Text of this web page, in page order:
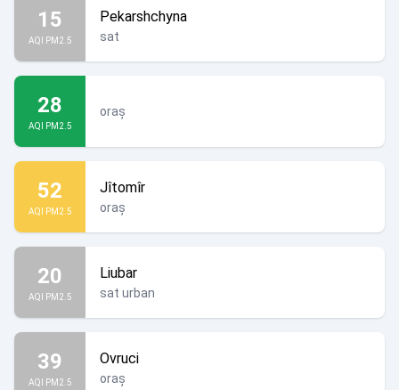
15
AQI PM2.5
Pekarshchyna
sat
28
AQI PM2.5
oraș
52
AQI PM2.5
Jîtomîr
oraș
20
AQI PM2.5
Liubar
sat urban
39
AQI PM2.5
Ovruci
oraș